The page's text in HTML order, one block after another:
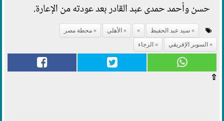
حسن وأحمد حمدى عبد القادر بعد عودته من الإعارة.
سيد عبد الحفيظ الأهلي
محطة مصر
السوبر الإفريقي
الرجاء
⇧